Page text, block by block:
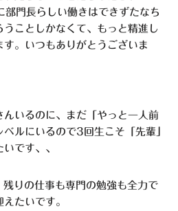
部門長らしい働きはできずたなち
ことしかなくて、もっと精進し
。いつもありがとうございま
んいるのに、まだ「やっと一人前
ルにいるので3回生こそ「先輩」
です、、
りの仕事も専門の勉強も全力で
たいです。